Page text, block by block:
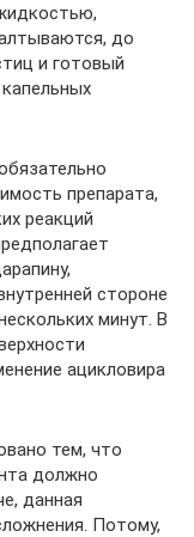
до
и готовый
препарата,
реакций
стороне
минут. В
ацикловира
тем, что
должно
данная
Потому,